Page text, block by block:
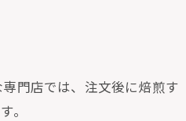
門店では、注文後に焙煎す
。